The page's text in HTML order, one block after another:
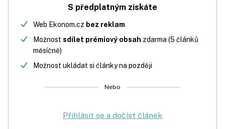
S předplatným získáte
Web Ekonom.cz bez reklam
Možnost sdílet prémiový obsah zdarma (5 článků
měsíčně)
Možnost ukládat si články na později
Nebo
Přihlásit se a dočíst článek